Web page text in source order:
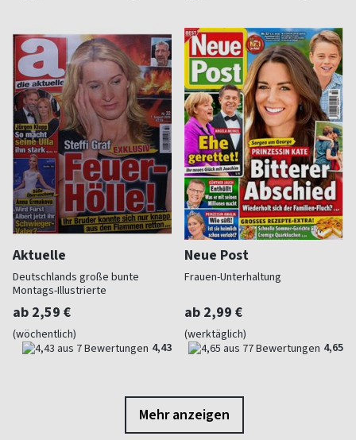
Aktuelle
Deutschlands große bunte
Montags-Illustrierte
ab 2,59 €
(wöchentlich)
4,43
Neue Post
Frauen-Unterhaltung
ab 2,99 €
(werktäglich)
4,65
Mehr anzeigen